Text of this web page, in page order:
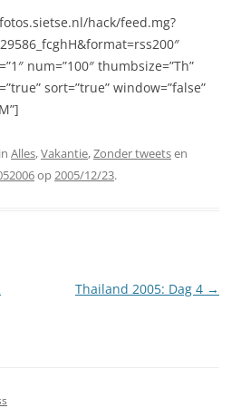
hack/feed.mg?
num=”100″ thumbsize=”Th”
sort=”true” window=”false”
Alles,Vakantie,Zonder tweetsen
op2005/12/23.
Thailand 2005: Dag 4 →